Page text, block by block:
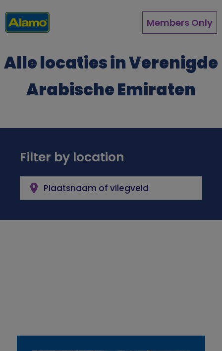
en
naar
gaan
Members Only
Alle locaties in Verenigde
Arabische Emiraten
Filter by location